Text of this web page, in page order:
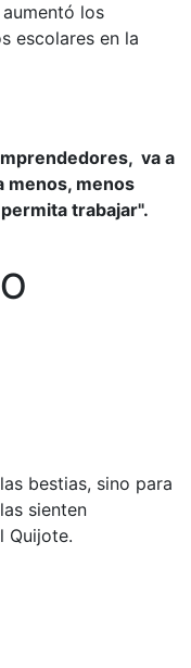
los
escolares en la
va a
menos, menos
trabajar".
bestias, sino para
sienten
Quijote.